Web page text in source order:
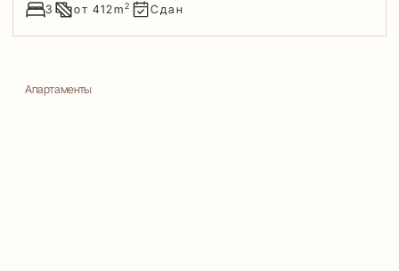
3 от412m2 Сдан
Апартаменты